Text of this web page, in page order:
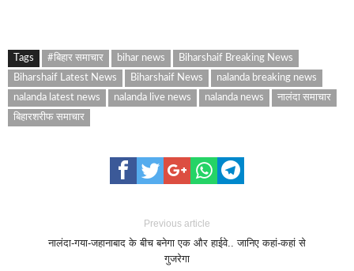
Tags #बिहार समाचार bihar news
Biharshaif Breaking News
Biharshaif Latest News
Biharshaif News
nalanda breaking news
nalanda latest news
nalanda live news nalanda news
नालंदा समाचार
बिहारशरीफ समाचार
Previous article
नालंदा-गया-जहानाबाद के बीच बनेगा एक और हाईवे.. जानिए कहां-कहां से
गुजरेगा